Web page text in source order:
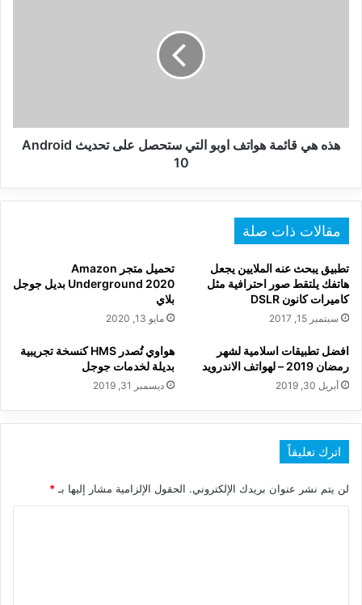
تحديث
Android
هذه هي قائمة هواتف اوبو التي ستحصل على تحديث Android
10
مقالات ذات صلة
تطبيق يبحث عنه الملايين يجعل
هاتفك يلتقط صور احترافية مثل
كاميرات كانون DSLR
سبتمبر 15, 2017
تحميل متجر Amazon
Underground 2020 بديل جوجل
بلاي
مايو 13, 2020
افضل تطبيقات اسلامية لشهر
رمضان 2019 – لهواتف الاندرويد
أبريل 30, 2019
هواوي تُصدر HMS كنسخة تجريبية
بديلة لخدمات جوجل
ديسمبر 31, 2019
اترك تعليقاً
لن يتم نشر عنوان بريدك الإلكتروني. الحقول الإلزامية مشار إليها بـ *